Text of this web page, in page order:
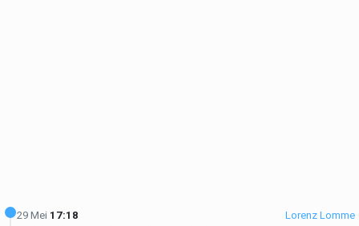
29 Mei 17:18 Lorenz Lomme